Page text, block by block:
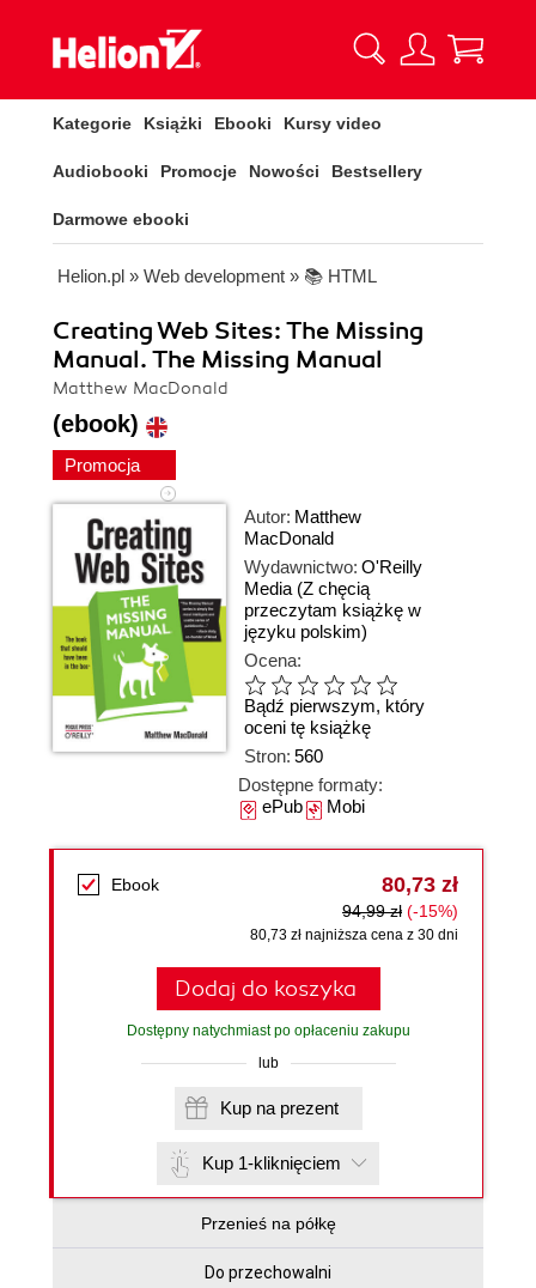
Kategorie Książki Ebooki Kursy video
Audiobooki Promocje Nowości Bestsellery
Darmowe ebooki
Helion.pl » Web development » 📚 HTML
Creating Web Sites: The Missing
Manual. The Missing Manual
Matthew MacDonald
(ebook)
Promocja
Autor: Matthew
MacDonald
Wydawnictwo: O'Reilly
Media (Z chęcią
przeczytam książkę w
języku polskim)
Ocena:
Bądź pierwszym, który
oceni tę książkę
Stron: 560
Dostępne formaty:
ePubMobi
Ebook 80,73 zł
94,99 zł (-15%)
80,73 zł najniższa cena z 30 dni
Dodaj do koszyka
Dostępny natychmiast po opłaceniu zakupu
lub
Kup na prezent
Kup 1-kliknięciem
Przenieś na półkę
Do przechowalni